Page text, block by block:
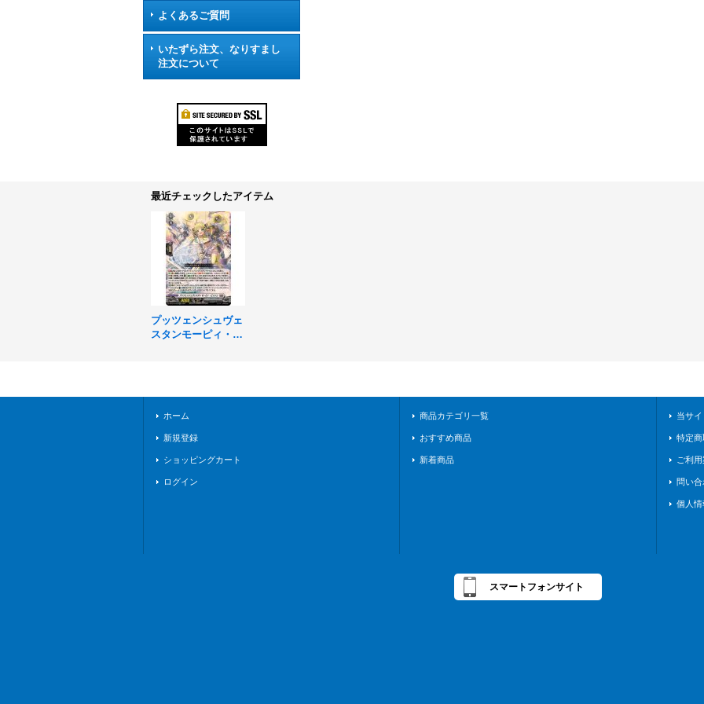
よくあるご質問
いたずら注文、なりすまし
注文について
最近チェックしたアイテム
プッツェンシュヴェ
スタンモーピィ・ビ
ホーム
新規登録
ショッピングカート
ログイン
商品カテゴリ一覧
おすすめ商品
新着商品
当サ
特定
ご利
問い合
個人
スマートフォンサイト